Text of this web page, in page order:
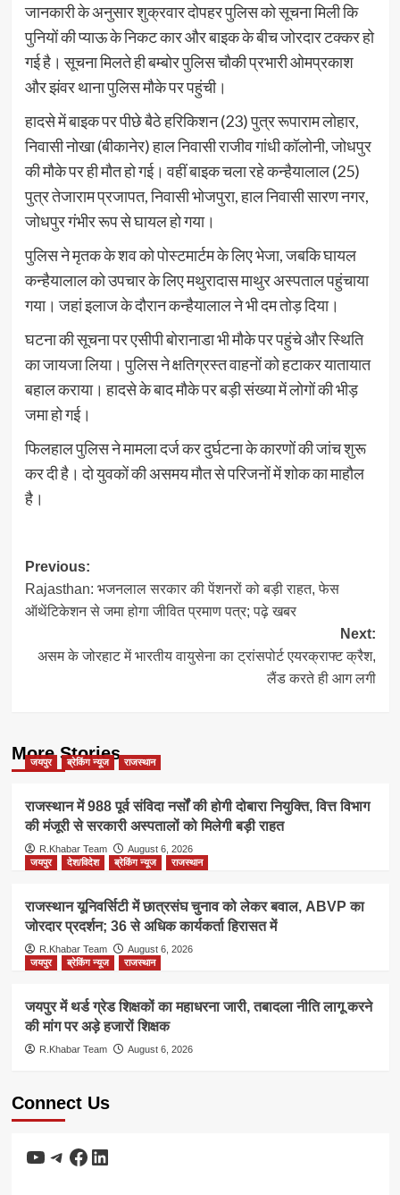
जानकारी के अनुसार शुक्रवार दोपहर पुलिस को सूचना मिली कि
पुनियों की प्याऊ के निकट कार और बाइक के बीच जोरदार टक्कर हो
गई है। सूचना मिलते ही बम्बोर पुलिस चौकी प्रभारी ओमप्रकाश
और झंवर थाना पुलिस मौके पर पहुंची।
हादसे में बाइक पर पीछे बैठे हरिकिशन (23) पुत्र रूपाराम लोहार,
निवासी नोखा (बीकानेर) हाल निवासी राजीव गांधी कॉलोनी, जोधपुर
की मौके पर ही मौत हो गई। वहीं बाइक चला रहे कन्हैयालाल (25)
पुत्र तेजाराम प्रजापत, निवासी भोजपुरा, हाल निवासी सारण नगर,
जोधपुर गंभीर रूप से घायल हो गया।
पुलिस ने मृतक के शव को पोस्टमार्टम के लिए भेजा, जबकि घायल
कन्हैयालाल को उपचार के लिए मथुरादास माथुर अस्पताल पहुंचाया
गया। जहां इलाज के दौरान कन्हैयालाल ने भी दम तोड़ दिया।
घटना की सूचना पर एसीपी बोरानाडा भी मौके पर पहुंचे और स्थिति
का जायजा लिया। पुलिस ने क्षतिग्रस्त वाहनों को हटाकर यातायात
बहाल कराया। हादसे के बाद मौके पर बड़ी संख्या में लोगों की भीड़
जमा हो गई।
फिलहाल पुलिस ने मामला दर्ज कर दुर्घटना के कारणों की जांच शुरू
कर दी है। दो युवकों की असमय मौत से परिजनों में शोक का माहौल
है।
Post
navigation
Previous:
Rajasthan: भजनलाल सरकार की पेंशनरों को बड़ी राहत, फेस
ऑथेंटिकेशन से जमा होगा जीवित प्रमाण पत्र; पढ़े खबर
Next:
असम के जोरहाट में भारतीय वायुसेना का ट्रांसपोर्ट एयरक्राफ्ट क्रैश,
लैंड करते ही आग लगी
More Stories
जयपुर ब्रेकिंग न्यूज राजस्थान
राजस्थान में 988 पूर्व संविदा नर्सों की होगी दोबारा नियुक्ति, वित्त विभाग
की मंजूरी से सरकारी अस्पतालों को मिलेगी बड़ी राहत
R.Khabar Team
August 6, 2026
जयपुर
देश/विदेश ब्रेकिंग न्यूज राजस्थान
राजस्थान यूनिवर्सिटी में छात्रसंघ चुनाव को लेकर बवाल, ABVP का
जोरदार प्रदर्शन; 36 से अधिक कार्यकर्ता हिरासत में
R.Khabar Team
August 6, 2026
जयपुर
ब्रेकिंग न्यूज राजस्थान
जयपुर में थर्ड ग्रेड शिक्षकों का महाधरना जारी, तबादला नीति लागू करने
की मांग पर अड़े हजारों शिक्षक
R.Khabar Team August 6, 2026
Connect Us
YouTube
Telegram
Facebook
LinkedIn